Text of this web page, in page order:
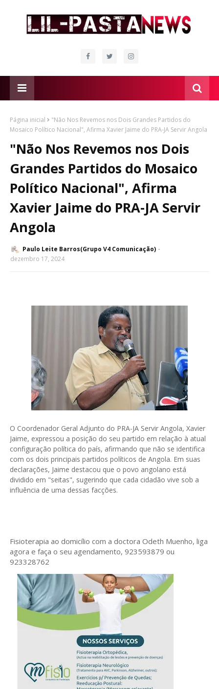
Página inicial
"Não Nos Revemos nos Dois Grandes Partidos do
Mosaico Político Nacional", Afirma Xavier Jaime do PRA-JA Servir Angola
"Não Nos Revemos nos Dois
Grandes Partidos do Mosaico
Político Nacional", Afirma
Xavier Jaime do PRA-JA Servir
Angola
Paulo Leite Barros(Grupo V4 Comunicação)
dezembro 17, 2024
O Coordenador Geral Adjunto do PRA-JA Servir Angola, Xavier
Jaime, expressou a posição do seu partido em relação à atual
configuração política do país, afirmando que não se identifica
com os dois principais partidos políticos de Angola. Em suas
declarações, Jaime destacou que o povo angolano está
dividido em "seitas", sugerindo que cada cidadão vive sob a
influência de uma dessas facções.
Fisioterapia ao domicílio com a doctora Odeth Muenho, liga
agora e faça o seu agendamento, 923593879 ou
923328762